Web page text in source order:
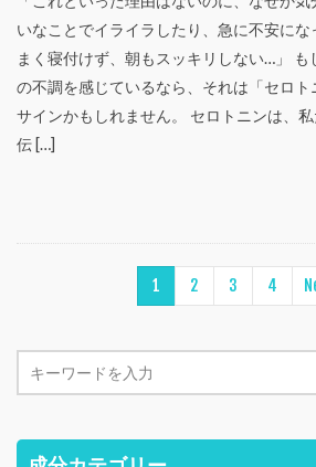
いなことでイライラしたり、急に不安に
まく寝付けず、朝もスッキリしない…」
の不調を感じているなら、それは「セロト
サインかもしれません。 セロトニンは、
伝 […]
1 2 3 4